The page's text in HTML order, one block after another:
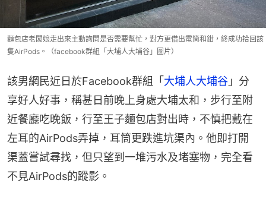
麵包店老闆娘走出來主動詢問是否需要幫忙，對方更借出電筒和鉗，終成功拾回該
隻AirPods。（facebook群組「大埔人大埔谷」圖片）
該男網民近日於Facebook群組「大埔人大埔谷 」分
享好人好事，稱甚日前晚上身處大埔太和，步行至附
近餐廳吃晚飯，行至王子麵包店對出時，不慎把戴在
左耳的AirPods弄掉，耳筒更跌進坑渠內。他即打開
渠蓋嘗試尋找，但只望到一堆污水及堵塞物，完全看
不見AirPods的蹤影。